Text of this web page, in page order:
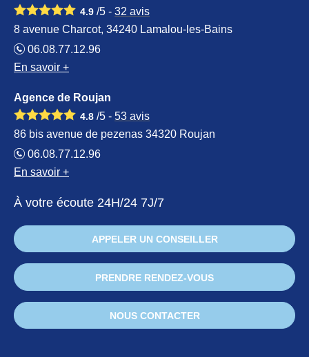
4.9 /5 - 32 avis
8 avenue Charcot, 34240 Lamalou-les-Bains
06.08.77.12.96
En savoir +
Agence de Roujan
4.8 /5 - 53 avis
86 bis avenue de pezenas 34320 Roujan
06.08.77.12.96
En savoir +
À votre écoute 24H/24 7J/7
APPELER UN CONSEILLER
PRENDRE RENDEZ-VOUS
NOUS CONTACTER